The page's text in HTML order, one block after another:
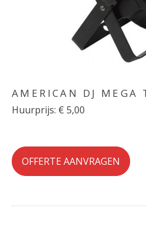
AMERICAN DJ MEGA
Huurprijs: € 5,00
OFFERTE AANVRAGEN